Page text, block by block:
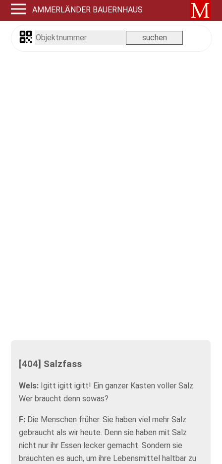
AMMERLÄNDER BAUERNHAUS
[404] Salzfass
Wels: Igitt igitt igitt! Ein ganzer Kasten voller Salz.
Wer braucht denn sowas?
F: Die Menschen früher. Sie haben viel mehr Salz
gebraucht als wir heute. Denn sie haben mit Salz
nicht nur ihr Essen lecker gemacht. Sondern sie
brauchten es auch, um ihre Lebensmittel haltbar zu